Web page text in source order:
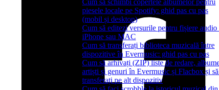
Cum să schimbi copertele albumelor pentru
piesele locale pe Spotify: ghid pas cu pas
(mobil și desktop)
Cum să editezi versurile pentru fișiere audio
iPhone sau MAC
Cum să transferați biblioteca muzicală între
dispozitive în Evermusic: ghid pas cu pas
Cum să arhivați (ZIP) liste de redare,
artiști și genuri în Evermusic și Flacbox și
transferați pe alt dispozitiv